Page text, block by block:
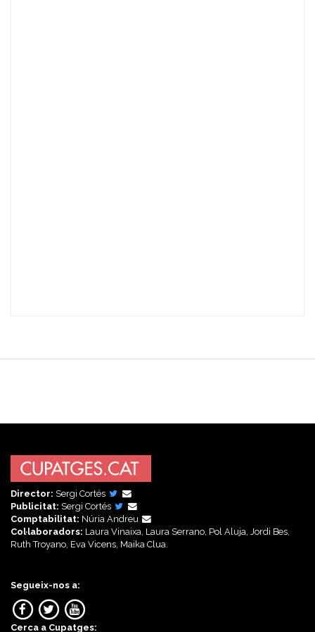
Director: Sergi Cortés
Publicitat: Sergi Cortés
Comptabilitat: Núria Andreu
Col·laboradors: Laura Vinaixa, Laura Serrano, Pol Aluja, Jordi Bes,
Ruth Troyano, Eva Vicens, Maika Clua.
Segueix-nos a:
Cerca a Cupatges: